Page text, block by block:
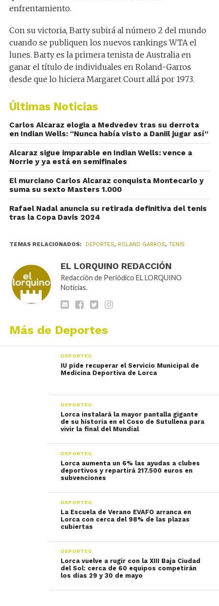
enfrentamiento.
Con su victoria, Barty subirá al número 2 del mundo
cuando se publiquen los nuevos rankings WTA el
lunes. Barty es la primera tenista de Australia en
ganar el título de individuales en Roland-Garros
desde que lo hiciera Margaret Court allá por 1973.
Últimas Noticias
Carlos Alcaraz elogia a Medvedev tras su derrota
en Indian Wells: “Nunca había visto a Daniil jugar así”
Alcaraz sigue imparable en Indian Wells: vence a
Norrie y ya está en semifinales
El murciano Carlos Alcaraz conquista Montecarlo y
suma su sexto Masters 1.000
Rafael Nadal anuncia su retirada definitiva del tenis
tras la Copa Davis 2024
TEMAS RELACIONADOS: DEPORTES, ROLAND GARROS, TENIS
EL LORQUINO REDACCIÓN
Redacción de Periódico EL LORQUINO
Noticias.
Más de Deportes
DEPORTES
IU pide recuperar el Servicio Municipal de
Medicina Deportiva de Lorca
DEPORTES
Lorca instalará la mayor pantalla gigante
de su historia en el Coso de Sutullena para
vivir la final del Mundial
DEPORTES
Lorca aumenta un 6% las ayudas a clubes
deportivos y repartirá 217.500 euros en
subvenciones
DEPORTES
La Escuela de Verano EVAFO arranca en
Lorca con cerca del 98% de las plazas
cubiertas
DEPORTES
Lorca vuelve a rugir con la XIII Baja Ciudad
del Sol: cerca de 60 equipos competirán
los días 29 y 30 de mayo